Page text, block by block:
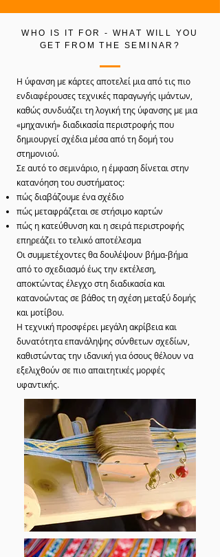
WHO IS IT FOR - WHAT WILL YOU
GET FROM THE SEMINAR?
Η ύφανση με κάρτες αποτελεί μια από τις πιο
ενδιαφέρουσες τεχνικές παραγωγής ιμάντων,
καθώς συνδυάζει τη λογική της ύφανσης με μια
«μηχανική» διαδικασία περιστροφής που
δημιουργεί σχέδια μέσα από τη δομή του
στημονιού.
Σε αυτό το σεμινάριο, η έμφαση δίνεται στην
κατανόηση του συστήματος:
πώς διαβάζουμε ένα σχέδιο
πώς μεταφράζεται σε στήσιμο καρτών
πώς η κατεύθυνση και η σειρά περιστροφής
επηρεάζει το τελικό αποτέλεσμα
Οι συμμετέχοντες θα δουλέψουν βήμα-βήμα
από το σχεδιασμό έως την εκτέλεση,
αποκτώντας έλεγχο στη διαδικασία και
κατανοώντας σε βάθος τη σχέση μεταξύ δομής
και μοτίβου.
Η τεχνική προσφέρει μεγάλη ακρίβεια και
δυνατότητα επανάληψης σύνθετων σχεδίων,
καθιστώντας την ιδανική για όσους θέλουν να
εξελιχθούν σε πιο απαιτητικές μορφές
υφαντικής.